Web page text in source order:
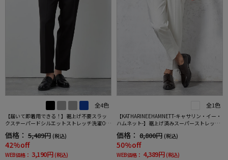
全4色
【届いて即着用できる！】裾上げ不要スラッ
クステーパードシルエットストレッチ洗濯OK
価格： 5,489円 (税込)
42%off
WEB価格： 3,190円 (税込)
全1色
【KATHARINEEHAMNETT-キャサリン・イー・
ハムネット-】裾上げ済みスーパーストレッチ
価格： 8,800円 (税込)
50%off
WEB価格： 4,389円 (税込)